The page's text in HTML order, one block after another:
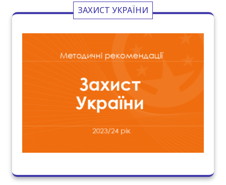
ЗАХИСТ УКРАЇНИ